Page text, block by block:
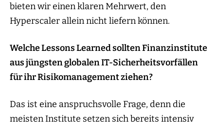
bieten wir einen klaren Mehrwert, den
Hyperscaler allein nicht liefern können.
Welche Lessons Learned sollten Finanzinstitute
aus jüngsten globalen IT-Sicherheitsvorfällen
für ihr Risikomanagement ziehen?
Das ist eine anspruchsvolle Frage, denn die
meisten Institute setzen sich bereits intensiv